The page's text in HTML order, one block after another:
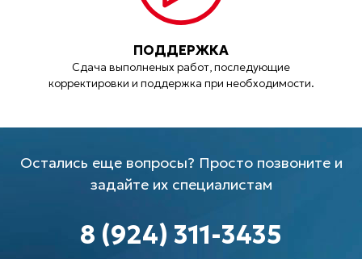
ПОДДЕРЖКА
Сдача выполненых работ, последующие
корректировки и поддержка при необходимости.
Остались еще вопросы? Просто позвоните и
задайте их специалистам
8 (924) 311-3435